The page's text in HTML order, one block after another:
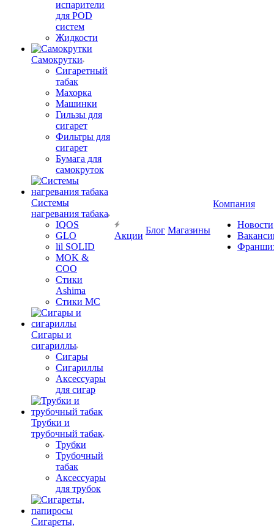
испарители
для POD
систем
Жидкости
Самокрутки
Сигаретный
табак
Махорка
Машинки
Гильзы для
сигарет
Фильтры для
сигарет
Бумага для
самокруток
Системы
нагревания табака
IQOS
GLO
lil SOLID
MOK &
COO
Стики
Ashima
Стики MC
Сигары и
сигариллы
Сигары
Сигариллы
Аксессуары
для сигар
Трубки и
трубочный табак
Трубки
Трубочный
табак
Аксессуары
для трубок
Сигареты,
Акции
Блог Магазины
Компания
Новости